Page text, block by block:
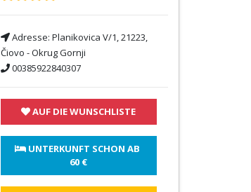
Adresse: Planikovica V/1, 21223,
Čiovo - Okrug Gornji
00385922840307
AUF DIE WUNSCHLISTE
60 €